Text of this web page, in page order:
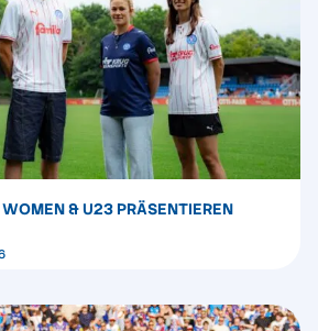
& U23 PRÄSENTIEREN